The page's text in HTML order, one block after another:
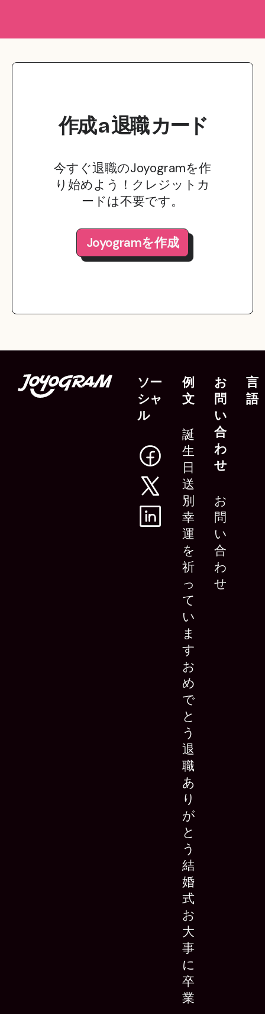
作成a退職 カード
今すぐ退職のJoyogramを作
り始めよう！クレジットカ
ードは不要です。
Joyogramを作成
ソー
シャ
ル
例
文
誕
生
日
送
別
幸
運
を
祈
っ
て
い
ま
す
お
め
で
と
う
退
職
あ
り
が
と
う
結
婚
式
お
大
事
に
卒
業
お
問
い
合
わ
せ
お
問
い
合
わ
せ
言
語